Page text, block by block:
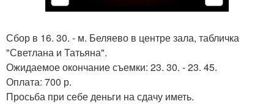
Сбор в 16. 30. - м. Беляево в центре зала, табличка
"Светлана и Татьяна".
Ожидаемое окончание съемки: 23. 30. - 23. 45.
Оплата: 700 р.
Просьба при себе деньги на сдачу иметь.